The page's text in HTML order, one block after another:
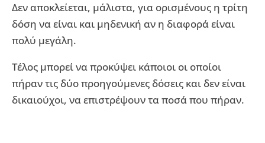
Δεν αποκλείεται, μάλιστα, για ορισμένους η τρίτη
δόση να είναι και μηδενική αν η διαφορά είναι
πολύ μεγάλη.
Τέλος μπορεί να προκύψει κάποιοι οι οποίοι
πήραν τις δύο προηγούμενες δόσεις και δεν είναι
δικαιούχοι, να επιστρέψουν τα ποσά που πήραν.